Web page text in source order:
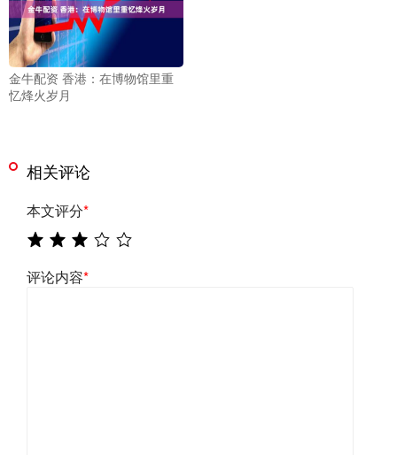
金牛配资 香港：在博物馆里重
忆烽火岁月
相关评论
本文评分*
评论内容*